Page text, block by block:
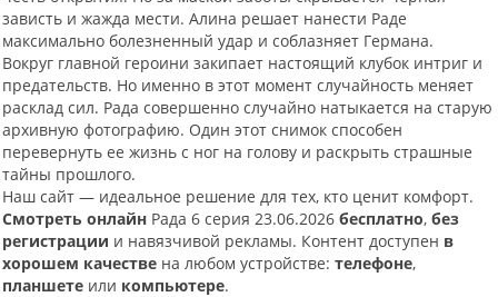
зависть и жажда мести. Алина решает нанести Раде
максимально болезненный удар и соблазняет Германа.
Вокруг главной героини закипает настоящий клубок интриг и
предательств. Но именно в этот момент случайность меняет
расклад сил. Рада совершенно случайно натыкается на старую
архивную фотографию. Один этот снимок способен
перевернуть ее жизнь с ног на голову и раскрыть страшные
тайны прошлого.
Наш сайт — идеальное решение для тех, кто ценит комфорт.
Смотреть онлайн Рада 6 серия 23.06.2026 бесплатно, без
регистрации и навязчивой рекламы. Контент доступен в
хорошем качестве на любом устройстве: телефоне,
планшете или компьютере.